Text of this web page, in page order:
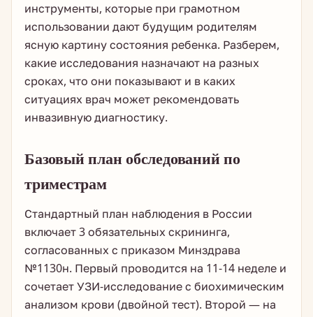
инструменты, которые при грамотном
использовании дают будущим родителям
ясную картину состояния ребенка. Разберем,
какие исследования назначают на разных
сроках, что они показывают и в каких
ситуациях врач может рекомендовать
инвазивную диагностику.
Базовый план обследований по
триместрам
Стандартный план наблюдения в России
включает 3 обязательных скрининга,
согласованных с приказом Минздрава
№1130н. Первый проводится на 11-14 неделе и
сочетает УЗИ-исследование с биохимическим
анализом крови (двойной тест). Второй — на